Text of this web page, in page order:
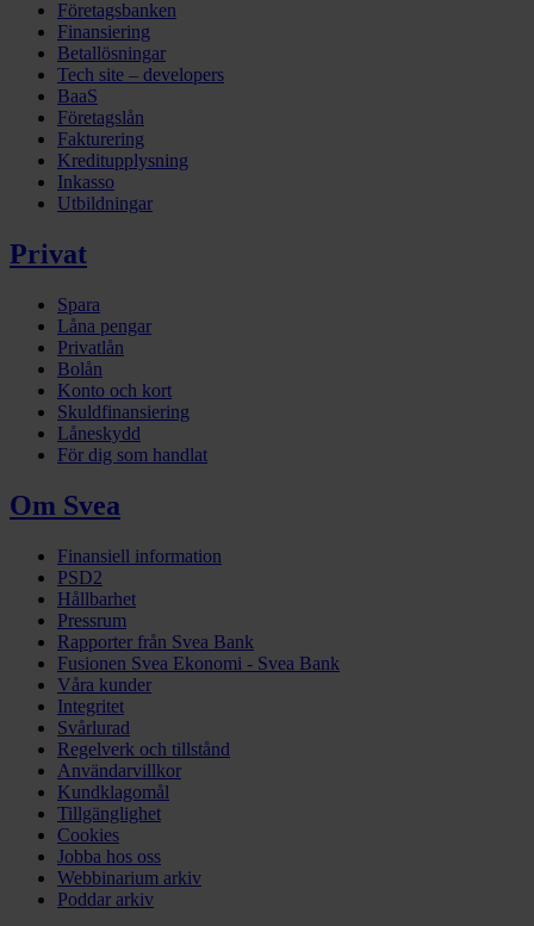
Företagsbanken
Finansiering
Betallösningar
Tech site – developers
BaaS
Företagslån
Fakturering
Kreditupplysning
Inkasso
Utbildningar
Privat
Spara
Låna pengar
Privatlån
Bolån
Konto och kort
Skuldfinansiering
Låneskydd
För dig som handlat
Om Svea
Finansiell information
PSD2
Hållbarhet
Pressrum
Rapporter från Svea Bank
Fusionen Svea Ekonomi - Svea Bank
Våra kunder
Integritet
Svårlurad
Regelverk och tillstånd
Användarvillkor
Kundklagomål
Tillgänglighet
Cookies
Jobba hos oss
Webbinarium arkiv
Poddar arkiv